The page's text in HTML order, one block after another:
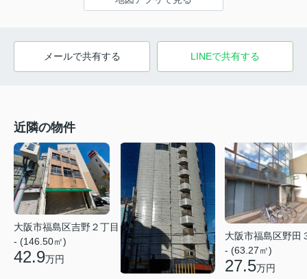
メールで共有する LINEで共有する
近隣の物件
大阪市福島区吉野２丁目
- (146.50㎡)
42.9万円
大阪市福島区野田
- (63.27㎡)
27.5万円